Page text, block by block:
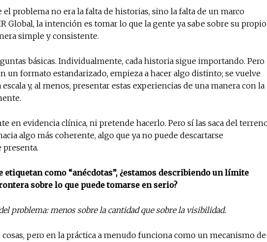
problema no era la falta de historias, sino la falta de un marco
Global, la intención es tomar lo que la gente ya sabe sobre su propio
simple y consistente.
básicas. Individualmente, cada historia sigue importando. Pero
un formato estandarizado, empieza a hacer algo distinto; se vuelve
y, al menos, presentar estas experiencias de una manera con la
en evidencia clínica, ni pretende hacerlo. Pero sí las saca del
algo más coherente, algo que ya no puede descartarse
como “anécdotas”, ¿estamos describiendo un límite
sobre lo que puede tomarse en serio?
problema: menos sobre la cantidad que sobre la visibilidad.
cosas, pero en la práctica a menudo funciona como un mecanismo de